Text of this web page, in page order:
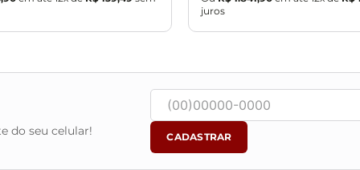
ficar exposto diretamente ao sol, calor e umidade
de decoração e eletrônicos.
da embalagem, caso haja alguma avaria não assine o
do cliente. Não nos responsabilizamos, no ato
são de responsabilidade do comprador.
juros
do seu celular! CADASTRAR